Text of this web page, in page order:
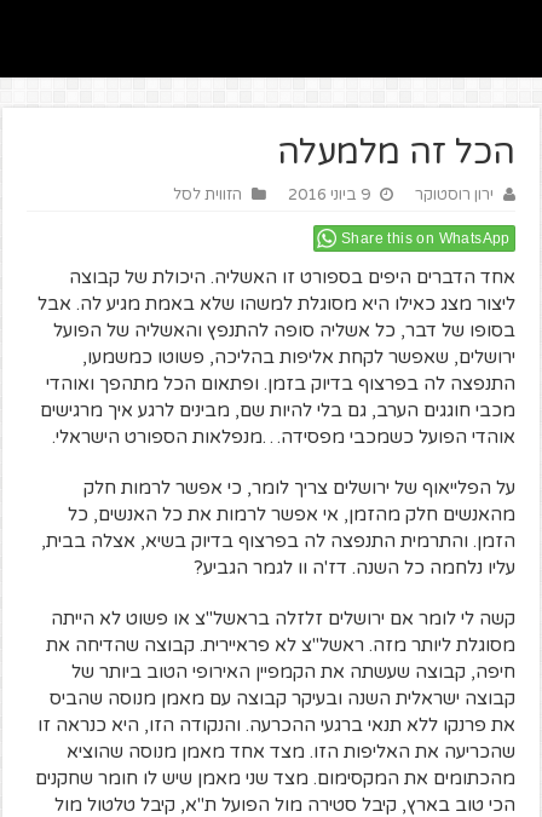
הכל זה מלמעלה
ירון רוסטוקר 9 ביוני 2016 הזווית לסל
Share this on WhatsApp
אחד הדברים היפים בספורט זו האשליה. היכולת של קבוצה
ליצור מצג כאילו היא מסוגלת למשהו שלא באמת מגיע לה. אבל
בסופו של דבר, כל אשליה סופה להתנפץ והאשליה של הפועל
ירושלים, שאפשר לקחת אליפות בהליכה, פשוטו כמשמעו,
התנפצה לה בפרצוף בדיוק בזמן. ופתאום הכל מתהפך ואוהדי
מכבי חוגגים הערב, גם בלי להיות שם, מבינים לרגע איך מרגישים
אוהדי הפועל כשמכבי מפסידה…מנפלאות הספורט הישראלי.
על הפלייאוף של ירושלים צריך לומר, כי אפשר לרמות חלק
מהאנשים חלק מהזמן, אי אפשר לרמות את כל האנשים, כל
הזמן. והתרמית התנפצה לה בפרצוף בדיוק בשיא, אצלה בבית,
עליו נלחמה כל השנה. דז'ה וו לגמר הגביע?
קשה לי לומר אם ירושלים זלזלה בראשל"צ או פשוט לא הייתה
מסוגלת ליותר מזה. ראשל"צ לא פראיירית. קבוצה שהדיחה את
חיפה, קבוצה שעשתה את הקמפיין האירופי הטוב ביותר של
קבוצה ישראלית השנה ובעיקר קבוצה עם מאמן מנוסה שהביס
את פרנקו ללא תנאי ברגעי ההכרעה. והנקודה הזו, היא כנראה זו
שהכריעה את האליפות הזו. מצד אחד מאמן מנוסה שהוציא
מהכתומים את המקסימום. מצד שני מאמן שיש לו חומר שחקנים
הכי טוב בארץ, קיבל סטירה מול הפועל ת"א, קיבל טלטול מול